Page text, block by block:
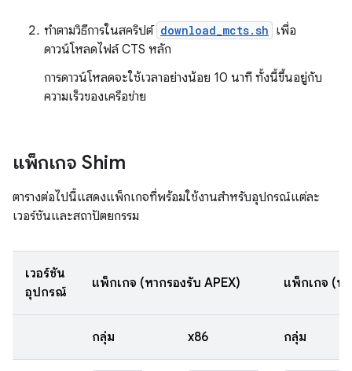
ทำตามวิธีการในสคริปต์ download_mcts.sh เพื่อ
ดาวน์โหลดไฟล์ CTS หลัก
การดาวน์โหลดจะใช้เวลาอย่างน้อย 10 นาที ทั้งนี้ขึ้นอยู่กับ
ความเร็วของเครือข่าย
แพ็กเกจ Shim
ตารางต่อไปนี้แสดงแพ็กเกจที่พร้อมใช้งานสำหรับอุปกรณ์แต่ละ
เวอร์ชันและสถาปัตยกรรม
เวอร์ชัน
อุปกรณ์
แพ็กเกจ (หากรองรับ APEX) แพ็กเกจ (หา
กลุ่ม x86 กลุ่ม